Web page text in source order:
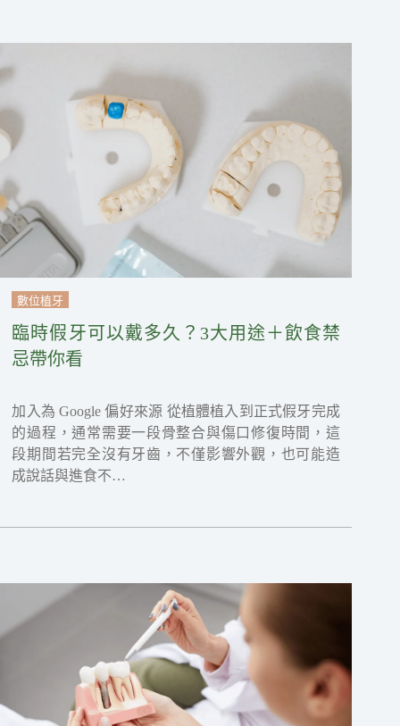
數位植牙
臨時假牙可以戴多久？3大用途＋飲食禁
忌帶你看
加入為 Google 偏好來源 從植體植入到正式假牙完成
的過程，通常需要一段骨整合與傷口修復時間，這
段期間若完全沒有牙齒，不僅影響外觀，也可能造
成說話與進食不…